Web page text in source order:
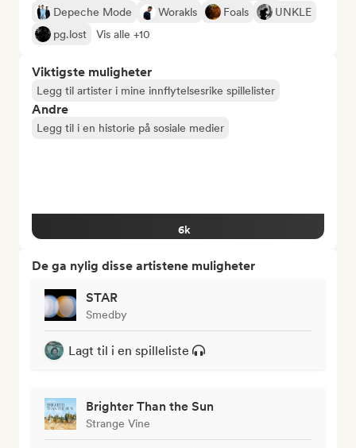
Depeche Mode
Worakls Foals
UNKLE
pg.lost
Vis alle +10
Viktigste muligheter
Legg til artister i mine innflytelsesrike spillelister
Andre
Legg til i en historie på sosiale medier
6k
De ga nylig disse artistene muligheter
STAR
Smedby
Lagt til i en spilleliste
Brighter Than the Sun
Strange Vine